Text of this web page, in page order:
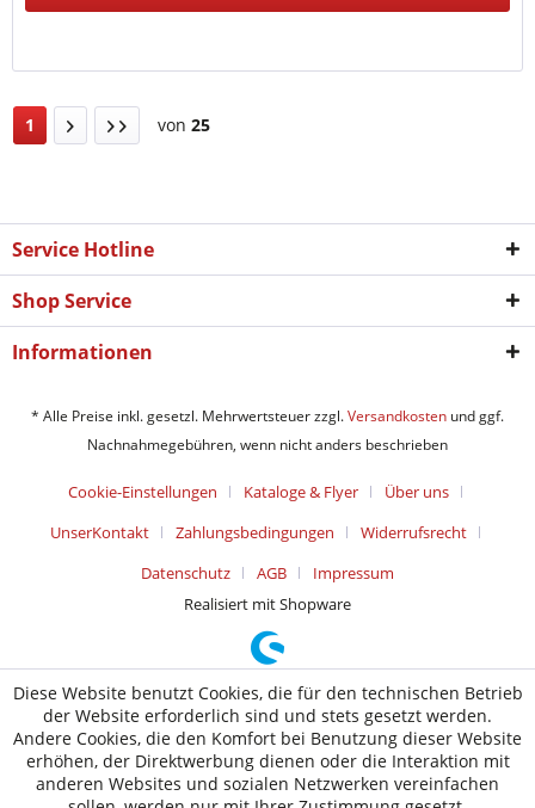
1 von 25
Service Hotline
Shop Service
Informationen
* Alle Preise inkl. gesetzl. Mehrwertsteuer zzgl.Versandkosten und ggf.
Nachnahmegebühren, wenn nicht anders beschrieben
Cookie-Einstellungen Kataloge & Flyer
Über uns
UnserKontakt
Zahlungsbedingungen
Widerrufsrecht
Datenschutz
AGB
Impressum
Realisiert mit Shopware
Diese Website benutzt Cookies, die für den technischen Betrieb
der Website erforderlich sind und stets gesetzt werden.
Andere Cookies, die den Komfort bei Benutzung dieser Website
erhöhen, der Direktwerbung dienen oder die Interaktion mit
anderen Websites und sozialen Netzwerken vereinfachen